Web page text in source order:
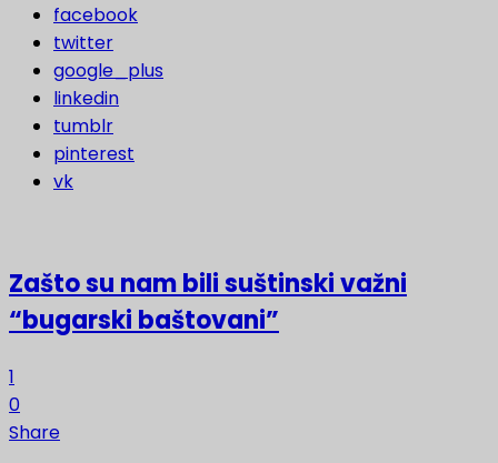
facebook
twitter
google_plus
linkedin
tumblr
pinterest
vk
Zašto su nam bili suštinski važni
“bugarski baštovani”
1
0
Share